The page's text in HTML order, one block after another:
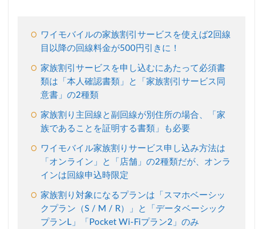
ビスを
運用す
るにあ
たり必
要な書
類
2.2
Ymobile
同時に
オンラ
インか
割りサ
ービス
を申し
ワイモバイルの家族割引サービスを使えば2回線
目以降の回線料金が500円引きに！
家族割引サービスを申し込むにあたって必須書
類は「本人確認書類」と「家族割引サービス同
意書」の2種類
家族割り主回線と副回線が別住所の場合、「家
族であることを証明する書類」も必要
ワイモバイル家族割りサービス申し込み方法は
「オンライン」と「店舗」の2種類だが、オンラ
インは回線申込時限定
家族割り対象になるプランは「スマホベーシッ
クプラン（S / M / R）」と「データベーシック
プランL」「Pocket Wi-Fiプラン2」のみ